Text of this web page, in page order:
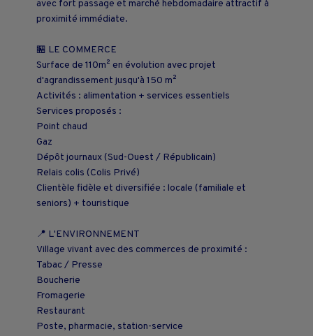
avec fort passage et marché hebdomadaire attractif à
proximité immédiate.
🏪 LE COMMERCE
Surface de 110m² en évolution avec projet
d'agrandissement jusqu'à 150 m²
Activités : alimentation + services essentiels
Services proposés :
Point chaud
Gaz
Dépôt journaux (Sud-Ouest / Républicain)
Relais colis (Colis Privé)
Clientèle fidèle et diversifiée : locale (familiale et
seniors) + touristique
📍 L'ENVIRONNEMENT
Village vivant avec des commerces de proximité :
Tabac / Presse
Boucherie
Fromagerie
Restaurant
Poste, pharmacie, station-service